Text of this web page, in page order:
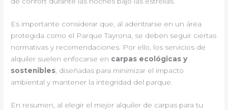
Es importante considerar que, al adentrarse en un área
protegida como el Parque Tayrona, se deben seguir ciertas
normativas y recomendaciones. Por ello, los servicios de
alquiler suelen enfocarse en carpas ecológicas y
sostenibles , diseñadas para minimizar el impacto
ambiental y mantener la integridad del parque.
En resumen, al elegir el mejor alquiler de carpas para tu